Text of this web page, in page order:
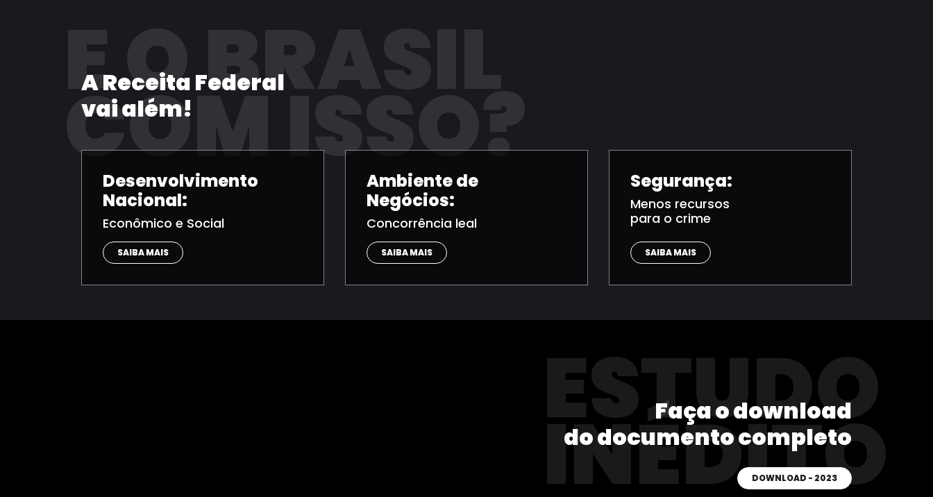
E O BRASIL
COM ISSO?
A Receita Federal
vai além!
Desenvolvimento
Nacional:
Econômico e Social
SAIBA MAIS
Ambiente de
Negócios:
Concorrência leal
SAIBA MAIS
Segurança:
Menos recursos
para o crime
SAIBA MAIS
ESTUDO
INÉDITO
Faça o download
do documento completo
DOWNLOAD - 2023